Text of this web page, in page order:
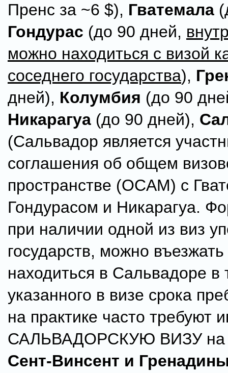
Пренс за ~6 $), Гватемала
Гондурас (до 90 дней,
можно находиться с визой
соседнего государства),
дней), Колумбия (до 90
Никарагуа (до 90 дней),
(Сальвадор является
соглашения об общем
пространстве (OCAM) с
Гондурасом и Никарагуа.
при наличии одной из виз
государств, можно въезжать
находиться в Сальвадоре в
указанного в визе срока
на практике часто требуют
САЛЬВАДОРСКУЮ ВИЗУ на
Сент-Винсент и